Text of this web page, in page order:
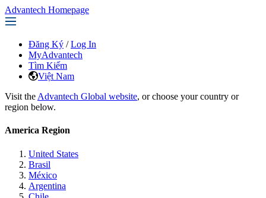
Advantech Homepage
Đăng Ký / Log In
MyAdvantech
Tìm Kiếm
Việt Nam
Visit the Advantech Global website, or choose your country or
region below.
America Region
United States
Brasil
México
Argentina